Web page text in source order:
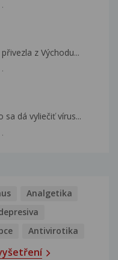
z Východu...
sa dá vyliečiť vírus...
Analgetika
Antivirotika